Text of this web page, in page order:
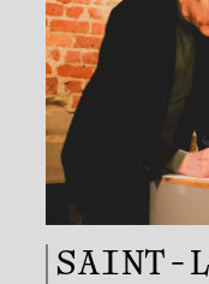
SAINT-